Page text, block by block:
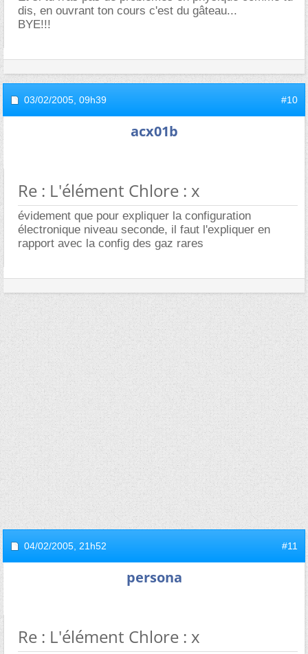
dis, en ouvrant ton cours c'est du gâteau...
BYE!!!
03/02/2005, 09h39 #10
acx01b
Re : L'élément Chlore : x
évidement que pour expliquer la configuration
électronique niveau seconde, il faut l'expliquer en
rapport avec la config des gaz rares
04/02/2005, 21h52 #11
persona
Re : L'élément Chlore : x